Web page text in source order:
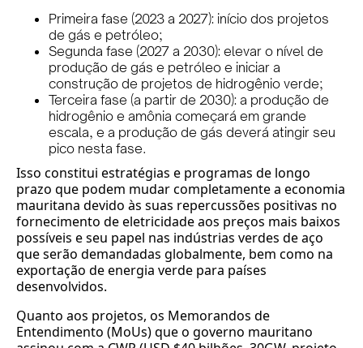
Primeira fase (2023 a 2027): início dos projetos
de gás e petróleo;
Segunda fase (2027 a 2030): elevar o nível de
produção de gás e petróleo e iniciar a
construção de projetos de hidrogênio verde;
Terceira fase (a partir de 2030): a produção de
hidrogênio e amônia começará em grande
escala, e a produção de gás deverá atingir seu
pico nesta fase.
Isso constitui estratégias e programas de longo
prazo que podem mudar completamente a economia
mauritana devido às suas repercussões positivas no
fornecimento de eletricidade aos preços mais baixos
possíveis e seu papel nas indústrias verdes de aço
que serão demandadas globalmente, bem como na
exportação de energia verde para países
desenvolvidos.
Quanto aos projetos, os Memorandos de
Entendimento (MoUs) que o governo mauritano